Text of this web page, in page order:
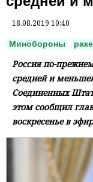
18.08.2019 10:40
Минобороны
Россия по-
средней и
Соединенных
этом сообщил
воскресенье в